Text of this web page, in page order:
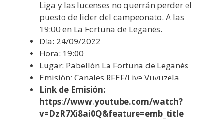
Liga y las lucenses no querrán perder el
puesto de lider del campeonato. A las
19:00 en La Fortuna de Leganés.
Día: 24/09/2022
Hora: 19:00
Lugar: Pabellón La Fortuna de Leganés
Emisión: Canales RFEF/Live Vuvuzela
Link de Emisión:
https://www.youtube.com/watch?
v=DzR7Xi8ai0Q&feature=emb_title